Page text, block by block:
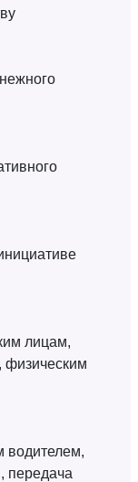
лицам,
физическим
водителем,
передача